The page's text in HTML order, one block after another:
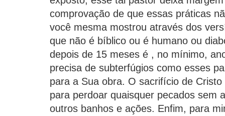
comprovação de que essas práticas
você mesma mostrou através dos
que não é bíblico ou é humano ou
depois de 15 meses é , no mínimo,
precisa de subterfúgios como esses
para a Sua obra. O sacrifício de
para perdoar quaisquer pecados sem
outros banhos e ações. Enfim, para